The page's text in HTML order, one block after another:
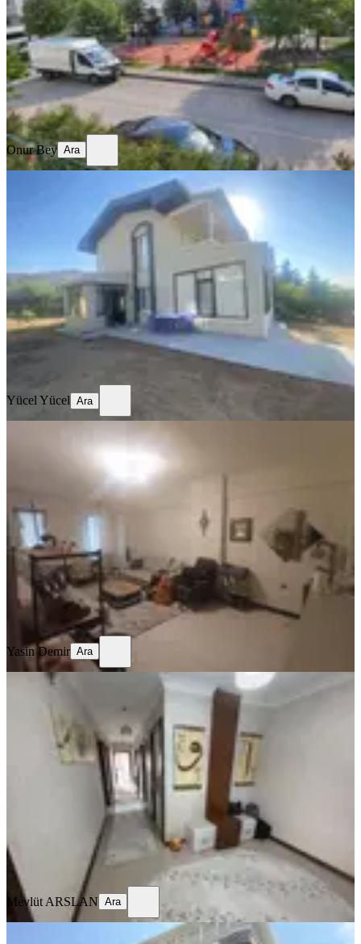
3+1· 125 m²·Yüksek giriş· 27.05.2026
4.100.000 ₺4.250.000 ₺
Onur Bey
Ara
Onur Bey Ara
Sahibinden Satılık Full Yapılı
Doğalgazlı Bahçeli Villa
Ankara, Polatlı
· 200 m² ·Bahçe dublex 26.05.2026
6.750.000 ₺
Yücel Yücel
Yücel Yücel Ara
Gültepe Aktaş 4. Etapta Sahibinde
Ankara, Altındağ
2+1
Yüksek giriş·25.05.2026
3.800.000 ₺
Yasin Demir
Yasin Demir Ara
SİTE İÇİ
Sahibinden Bağlıca Mermeroğlu Cad.
Ara Kat Geniş Ferah 4+1
Ankara, Etimesgut
4+1·204 m² ·5. Kat 24.05.2026
11.099.000 ₺ 11.499.000 ₺
Mevlüt ARSLAN
Ara
Mevlüt ARSLAN Ara